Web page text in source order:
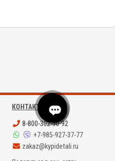
КОНТАКТЫ
8-800-302-90-92
+7-985-927-37-77
zakaz@kypidetali.ru